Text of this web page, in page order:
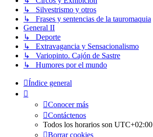
↳ Silvestrismo y otros
↳ Frases y sentencias de la tauromaquia
General II
↳ Deporte
↳ Extravagancia y Sensacionalismo
↳ Variopinto. Cajón de Sastre
↳ Humores por el mundo
Índice general
Conocer más
Contáctenos
Todos los horarios son UTC+02:00
Borrar cookies